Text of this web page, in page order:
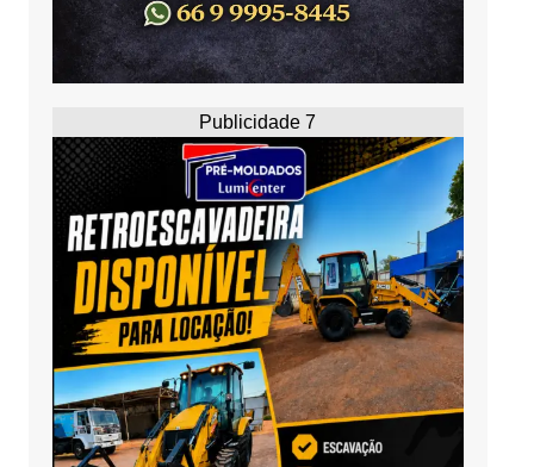
Publicidade 7